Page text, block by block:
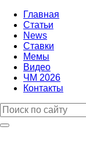
Главная
Статьи
News
Ставки
Мемы
Видео
ЧМ 2026
Контакты